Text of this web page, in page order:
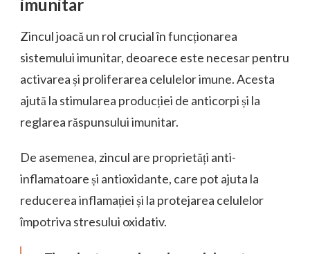
imunitar
Zincul joacă un rol crucial în funcționarea
sistemului imunitar, deoarece este necesar pentru
activarea și proliferarea celulelor imune. Acesta
ajută la stimularea producției de anticorpi și la
reglarea răspunsului imunitar.
De asemenea, zincul are proprietăți anti-
inflamatoare și antioxidante, care pot ajuta la
reducerea inflamației și la protejarea celulelor
împotriva stresului oxidativ.